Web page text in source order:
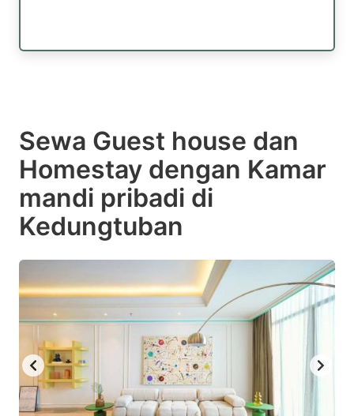
Sewa Guest house dan
Homestay dengan Kamar
mandi pribadi di
Kedungtuban